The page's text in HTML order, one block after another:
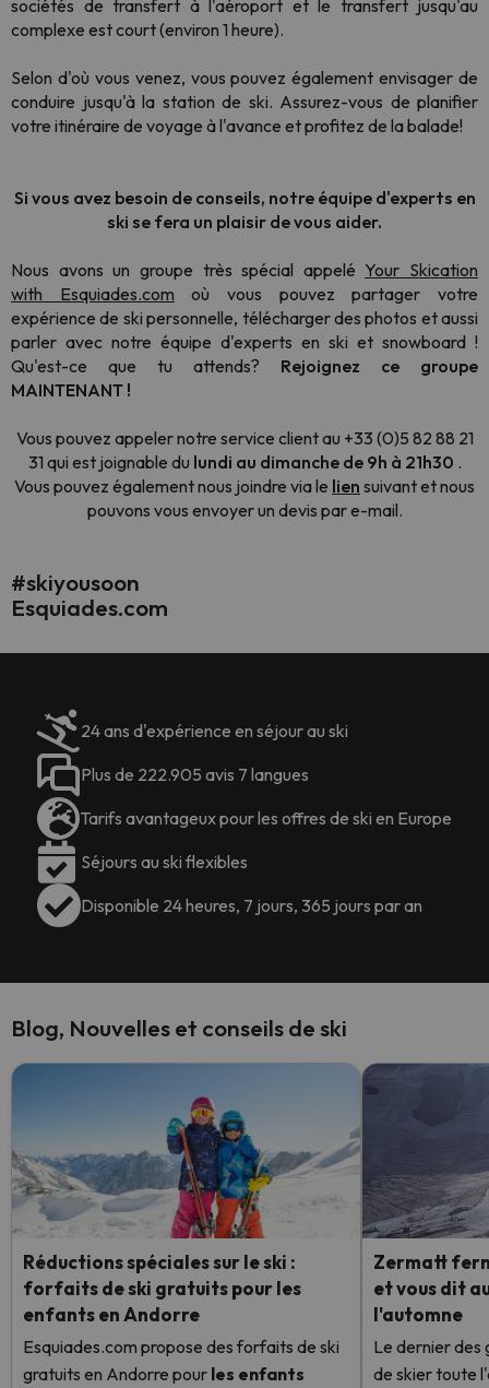
sociétés de transfert à l'aéroport et le transfert jusqu'au
complexe est court (environ 1 heure).
Selon d'où vous venez, vous pouvez également envisager de
conduire jusqu'à la station de ski. Assurez-vous de planifier
votre itinéraire de voyage à l'avance et profitez de la balade!
Si vous avez besoin de conseils, notre équipe d'experts en
ski se fera un plaisir de vous aider.
Nous avons un groupe très spécial appelé Your Skication
with Esquiades.com où vous pouvez partager votre
expérience de ski personnelle, télécharger des photos et aussi
parler avec notre équipe d'experts en ski et snowboard !
Qu'est-ce que tu attends? Rejoignez ce groupe
MAINTENANT !
Vous pouvez appeler notre service client au +33 (0)5 82 88 21
31 qui est joignable du lundi au dimanche de 9h à 21h30 .
Vous pouvez également nous joindre via le lien suivant et nous
pouvons vous envoyer un devis par e-mail.
#skiyousoon
Esquiades.com
24 ans d'expérience en séjour au ski
Plus de 222.905 avis 7 langues
Tarifs avantageux pour les offres de ski en Europe
Séjours au ski flexibles
Disponible 24 heures, 7 jours, 365 jours par an
Blog, Nouvelles et conseils de ski
Réductions spéciales sur le ski :
forfaits de ski gratuits pour les
enfants en Andorre
Esquiades.com propose des forfaits de ski
gratuits en Andorre pour les enfants
Zermatt
et vous dit
l'automne
Le dernier des
de skier toute